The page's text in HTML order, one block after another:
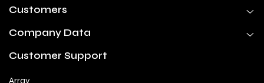
Customers
Company Data
Customer Support
Array